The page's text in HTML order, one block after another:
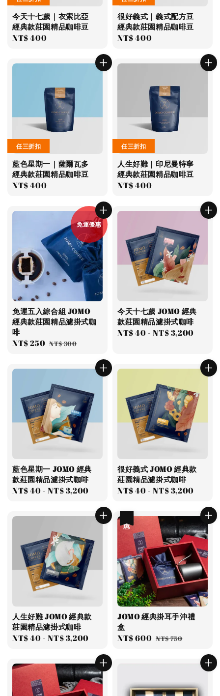
今天十七歲｜衣索比亞
經典款莊園精品咖啡豆
Regular
NT$ 400
很好義式｜義式配方豆
經典款莊園精品咖啡豆
Regular
NT$ 400
任三折扣
藍色星期一｜薩爾瓦多
經典款莊園精品咖啡豆
Regular
NT$ 400
任三折扣
人生好難｜印尼曼特寧
經典款莊園精品咖啡豆
Regular
NT$ 400
免運優惠
免運五入綜合組 JOMO
經典款莊園精品濾掛式咖
啡
Sale
NT$ 250 Regular
NT$ 300
今天十七歲 JOMO 經典
款莊園精品濾掛式咖啡
Regular
NT$ 40 -NT$ 3,200
藍色星期一 JOMO 經典
款莊園精品濾掛式咖啡
Regular
NT$ 40 -NT$ 3,200
很好義式 JOMO 經典款
莊園精品濾掛式咖啡
Regular
NT$ 40 -NT$ 3,200
人生好難 JOMO 經典款
莊園精品濾掛式咖啡
Regular
NT$ 40 -NT$ 3,200
JOMO 經典掛耳手沖禮
盒
Sale
NT$ 600 Regular
NT$ 750